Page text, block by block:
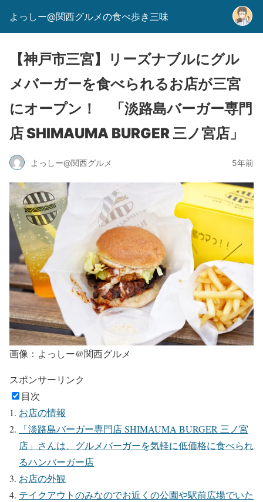
よっしー@関西グルメの食べ歩き三味
【神戸市三宮】リーズナブルにグル
メバーガーを食べられるお店が三宮
にオープン！ 「淡路島バーガー専門
店 SHIMAUMA BURGER 三ノ宮店」
よっしー@関西グルメ 5年前
画像：よっしー@関西グルメ
スポンサーリンク
目次
お店の情報
「淡路島バーガー専門店 SHIMAUMA BURGER 三ノ宮
店」さんは、グルメバーガーを気軽に低価格に食べられ
るハンバーガー店
お店の外観
テイクアウトのみなのでお近くの公園や駅前広場でいた